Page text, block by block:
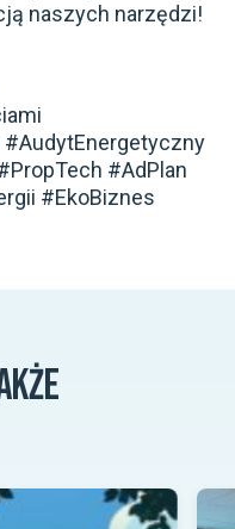
naszych narzędzi!
#AdPlan
#EkoBiznes